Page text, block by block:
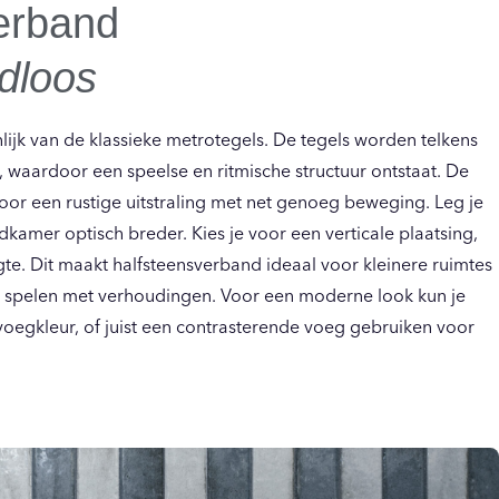
van de klassieke metrotegels. De tegels worden telkens
een speelse en ritmische structuur ontstaat. De
een rustige uitstraling met net genoeg beweging. Leg je
optisch breder. Kies je voor een verticale plaatsing,
Dit maakt halfsteensverband ideaal voor kleinere ruimtes
met verhoudingen. Voor een moderne look kun je
of juist een contrasterende voeg gebruiken voor